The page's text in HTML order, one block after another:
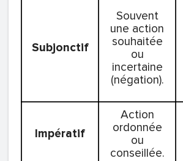
Subjonctif
Souvent
une action
souhaitée
ou
incertaine
(négation).
Impératif
Action
ordonnée
ou
conseillée.